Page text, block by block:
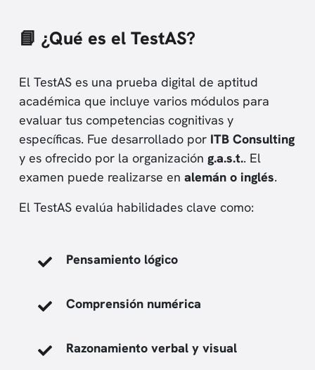
📘 ¿Qué es el TestAS?
El TestAS es una prueba digital de aptitud
académica que incluye varios módulos para
evaluar tus competencias cognitivas y
específicas. Fue desarrollado por ITB Consulting
y es ofrecido por la organización g.a.s.t.. El
examen puede realizarse en alemán o inglés.
El TestAS evalúa habilidades clave como:
Pensamiento lógico
Comprensión numérica
Razonamiento verbal y visual